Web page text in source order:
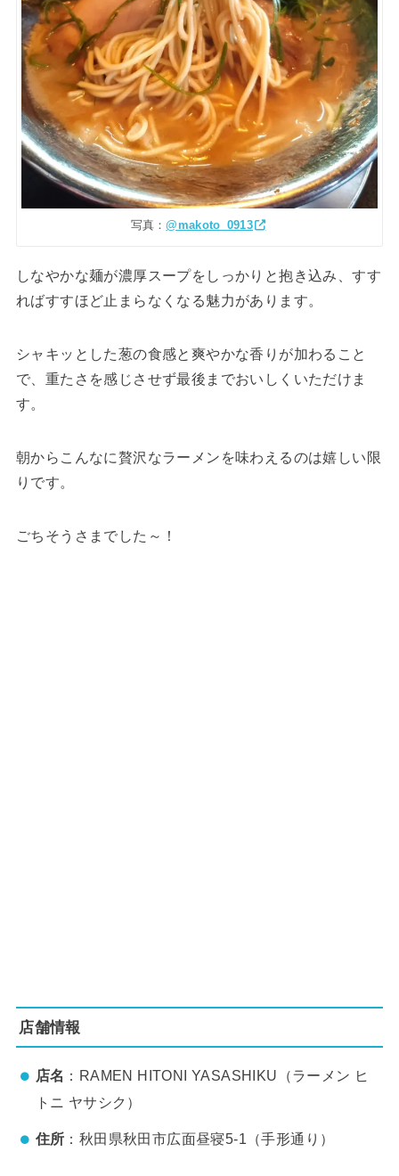
写真：@makoto_0913
しなやかな麺が濃厚スープをしっかりと抱き込み、すす
ればすすほど止まらなくなる魅力があります。
シャキッとした葱の食感と爽やかな香りが加わること
で、重たさを感じさせず最後までおいしくいただけま
す。
朝からこんなに贅沢なラーメンを味わえるのは嬉しい限
りです。
ごちそうさまでした～！
店舗情報
店名 ：RAMEN HITONI YASASHIKU（ラーメン ヒ
トニ ヤサシク）
住所 ：秋田県秋田市広面昼寝5-1（手形通り）